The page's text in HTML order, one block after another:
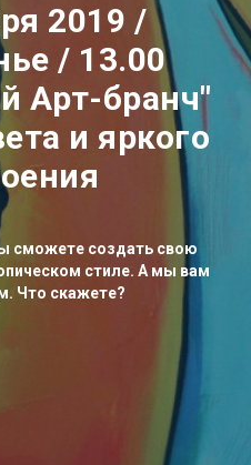
2019 /
/ 13.00
Арт-бранч"
и яркого
сможете создать свою
стиле. А мы вам
Что скажете?